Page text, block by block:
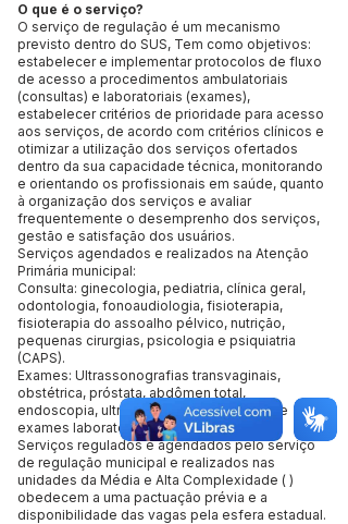
O que é o serviço?
O serviço de regulação é um mecanismo
previsto dentro do SUS, Tem como objetivos:
estabelecer e implementar protocolos de fluxo
de acesso a procedimentos ambulatoriais
(consultas) e laboratoriais (exames),
estabelecer critérios de prioridade para acesso
aos serviços, de acordo com critérios clínicos e
otimizar a utilização dos serviços ofertados
dentro da sua capacidade técnica, monitorando
e orientando os profissionais em saúde, quanto
à organização dos serviços e avaliar
frequentemente o desemprenho dos serviços,
gestão e satisfação dos usuários.
Serviços agendados e realizados na Atenção
Primária municipal:
Consulta: ginecologia, pediatria, clínica geral,
odontologia, fonoaudiologia, fisioterapia,
fisioterapia do assoalho pélvico, nutrição,
pequenas cirurgias, psicologia e psiquiatria
(CAPS).
Exames: Ultrassonografias transvaginais,
obstétrica, próstata, abdômen total,
endoscopia, ultrassonografia de mamas e
exames laboratoriais.
Serviços regulados e agendados pelo serviço
de regulação municipal e realizados nas
unidades da Média e Alta Complexidade ( )
obedecem a uma pactuação prévia e a
disponibilidade das vagas pela esfera estadual.